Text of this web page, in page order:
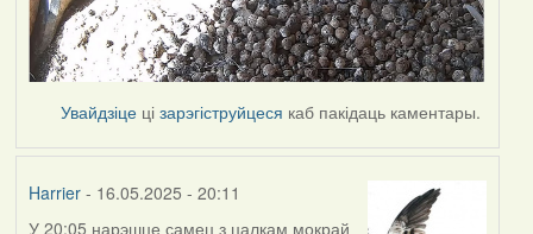
Увайдзіце цізарэгіструйцеся каб пакідаць каментары.
Harrier- 16.05.2025 - 20:11
У 20:05 нарэшце самец з цалкам мокрай